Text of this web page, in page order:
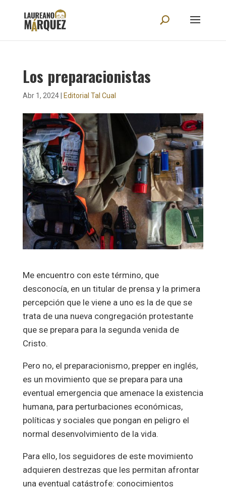
Los preparacionistas
Abr 1, 2024| Editorial Tal Cual
Me encuentro con este término, que
desconocía, en un titular de prensa y la primera
percepción que le viene a uno es la de que se
trata de una nueva congregación protestante
que se prepara para la segunda venida de
Cristo.
Pero no, el preparacionismo, prepper en inglés,
es un movimiento que se prepara para una
eventual emergencia que amenace la existencia
humana, para perturbaciones económicas,
políticas y sociales que pongan en peligro el
normal desenvolvimiento de la vida.
Para ello, los seguidores de este movimiento
adquieren destrezas que les permitan afrontar
una eventual catástrofe: conocimientos